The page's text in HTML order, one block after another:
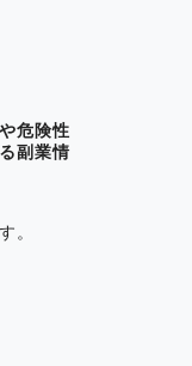
危険性
副業情
。